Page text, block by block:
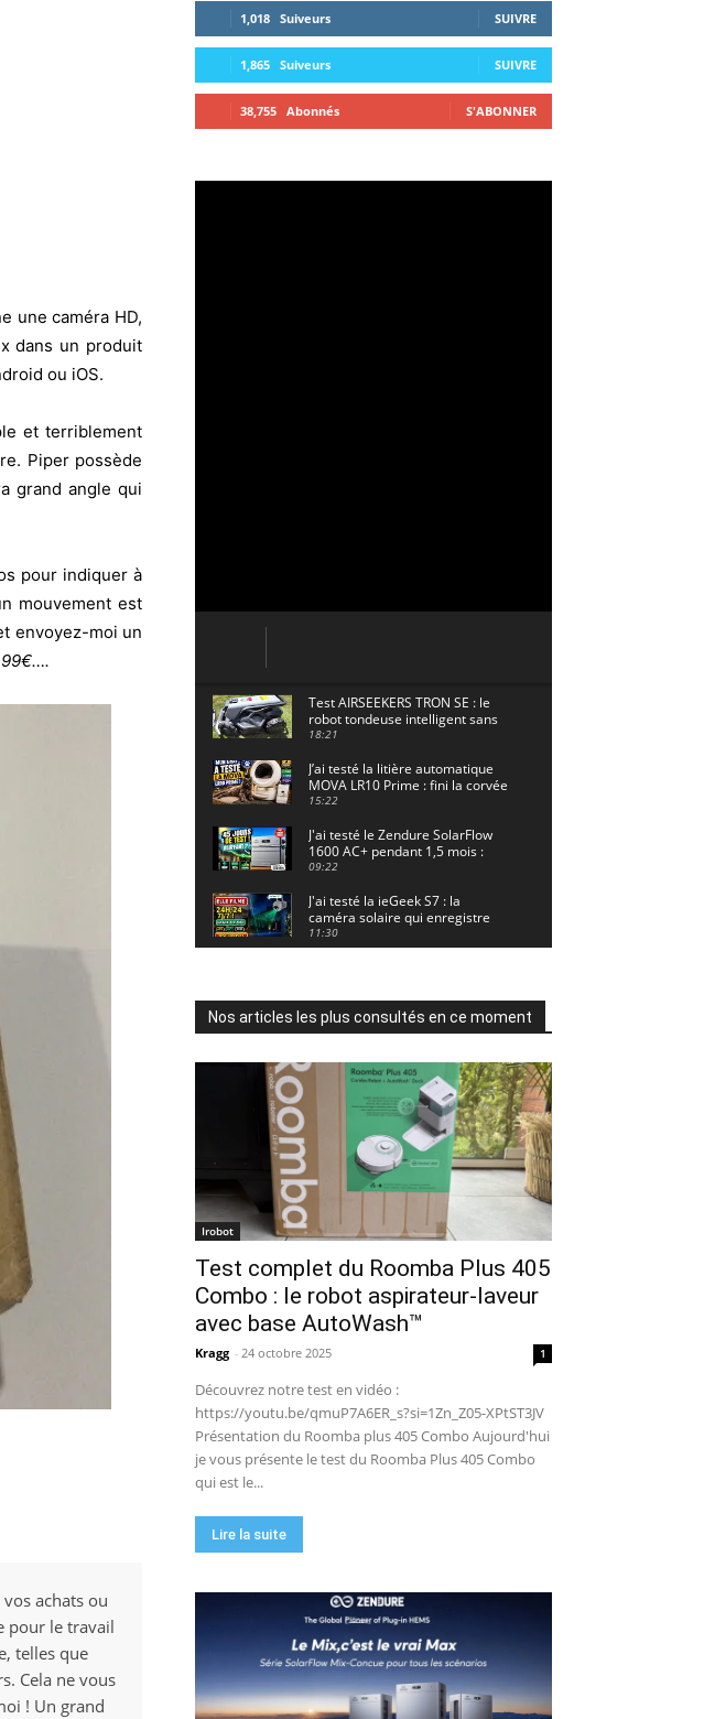
une caméra HD,
dans un produit
ou iOS.
et terriblement
Piper possède
grand angle qui
pour indiquer à
mouvement est
envoyez-moi un
achats ou
pour le travail
telles que
Cela ne vous
! Un grand
1,018 Suiveurs SUIVRE
1,865 Suiveurs SUIVRE
38,755 Abonnés S'ABONNER
Test AIRSEEKERS TRON SE : le
robot tondeuse intelligent sans
câble pour 1500 m² !
18:21
J’ai testé la litière automatique
MOVA LR10 Prime : fini la corvée
? 🐱
15:22
J'ai testé le Zendure SolarFlow
1600 AC+ pendant 1,5 mois :
voici les résultats ! ☀️🔋
09:22
J'ai testé la ieGeek S7 : la
caméra solaire qui enregistre
24/7 grâce à l'AOV ! ☀️📹
11:30
18/07/2026
02:33
Guirlande Guinguette Solaire
puissance en extérieur ? Test
complet
04:38
Aiper Scuba V3 : le meilleur
robot de piscine sans fil ? Mon
test complet !
UGREEN NASync DXP4800 Pro :
le NAS qui va faire trembler
Synology et QNAP ?! (Test
🏆 Sunseeker S4 : le robot
cartographie votre jardin tout
seul.
09:48
DJI Power 1000 Mini : j'ai testé
cette station d'énergie
compacte… elle m'a bluffé !
11:56
Nos articles les plus consultés en ce moment
Irobot
Test complet du Roomba Plus 405
Combo : le robot aspirateur-laveur
avec base AutoWash™
Kragg - 24 octobre 2025 1
Découvrez notre test en vidéo :
https://youtu.be/qmuP7A6ER_s?si=1Zn_Z05-XPtST3JV
Présentation du Roomba plus 405 Combo Aujourd'hui
je vous présente le test du Roomba Plus 405 Combo
qui est le...
Lire la suite